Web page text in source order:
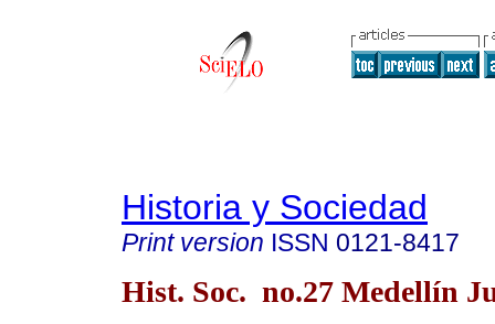
Historia y Sociedad
Print version ISSN 0121-8417
Hist. Soc. no.27 Medellín